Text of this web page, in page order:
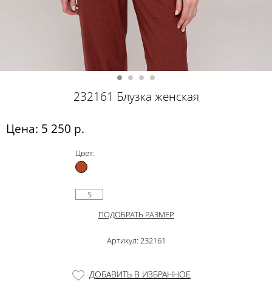
232161 Блузка женская
Цена: 5 250 р.
Цвет:
S
ПОДОБРАТЬ РАЗМЕР
Артикул: 232161
ДОБАВИТЬ В ИЗБРАННОЕ